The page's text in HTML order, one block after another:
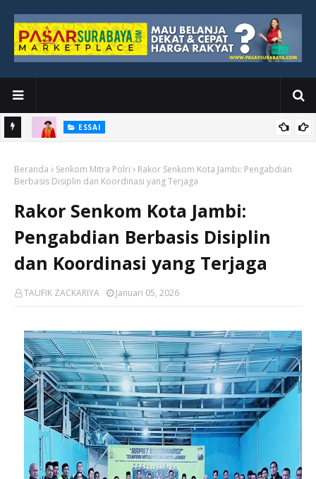
ESSAI
Tidak Berhenti di Panggung Wisuda
Beranda Senkom Mitra Polri
Rakor Senkom Kota Jambi: Pengabdian
Berbasis Disiplin dan Koordinasi yang Terjaga
Rakor Senkom Kota Jambi:
Pengabdian Berbasis Disiplin
dan Koordinasi yang Terjaga
TAUFIK ZACKARIYA Januari 05, 2026